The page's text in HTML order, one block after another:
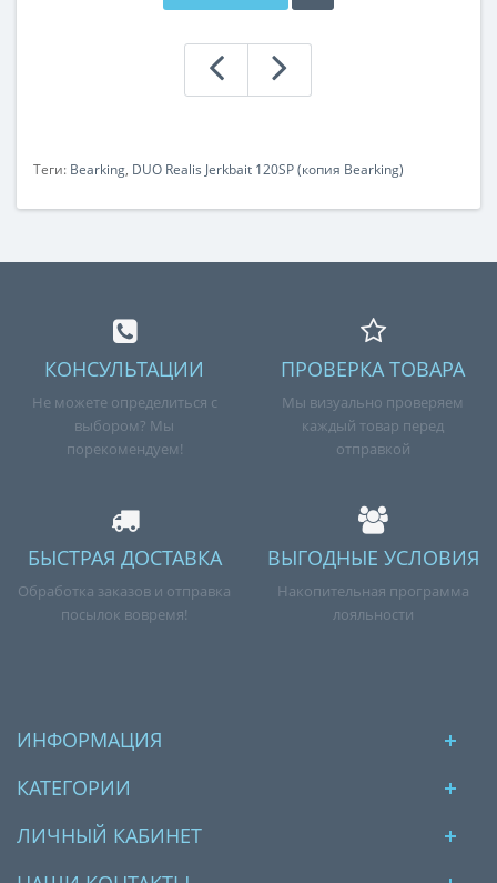
Теги: Bearking, DUO Realis Jerkbait 120SP (копия Bearking)
КОНСУЛЬТАЦИИ
Не можете определиться с
выбором? Мы
порекомендуем!
ПРОВЕРКА ТОВАРА
Мы визуально проверяем
каждый товар перед
отправкой
БЫСТРАЯ ДОСТАВКА
Обработка заказов и отправка
посылок вовремя!
ВЫГОДНЫЕ УСЛОВИЯ
Накопительная программа
лояльности
ИНФОРМАЦИЯ
КАТЕГОРИИ
ЛИЧНЫЙ КАБИНЕТ